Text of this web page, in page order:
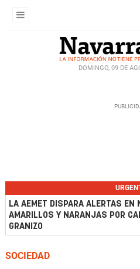
DOMINGO, 09 DE
LA AEMET DISPARA ALERTAS EN
AMARILLOS Y NARANJAS POR
GRANIZO
SOCIEDAD